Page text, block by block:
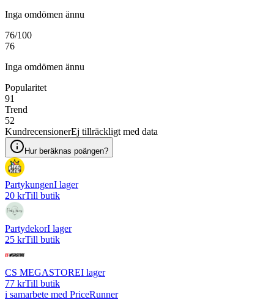
Inga omdömen ännu
76/100
76
Inga omdömen ännu
Popularitet
91
Trend
52
KundrecensionerEj tillräckligt med data
Hur beräknas poängen?
PartykungenI lager
20 krTill butik
PartydekorI lager
25 krTill butik
CS MEGASTOREI lager
77 krTill butik
i samarbete med PriceRunner